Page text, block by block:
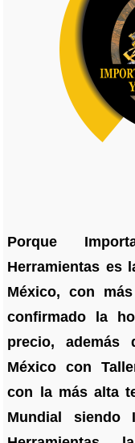
Porque
Herramientas es
México, con
confirmado la
precio,
México con
con la más alta
Mundial siendo